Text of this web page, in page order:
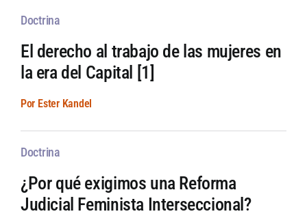
Doctrina
El derecho al trabajo de las mujeres en
la era del Capital [1]
Por Ester Kandel
Doctrina
¿Por qué exigimos una Reforma
Judicial Feminista Interseccional?